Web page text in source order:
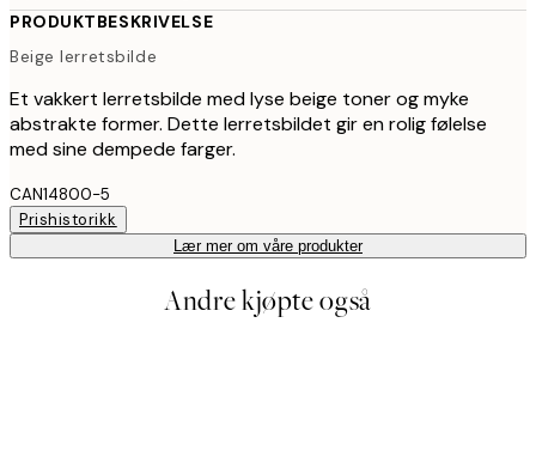
PRODUKTBESKRIVELSE
Beige lerretsbilde
Et vakkert lerretsbilde med lyse beige toner og myke
abstrakte former. Dette lerretsbildet gir en rolig følelse
med sine dempede farger.
CAN14800-5
Prishistorikk
Lær mer om våre produkter
Andre kjøpte også